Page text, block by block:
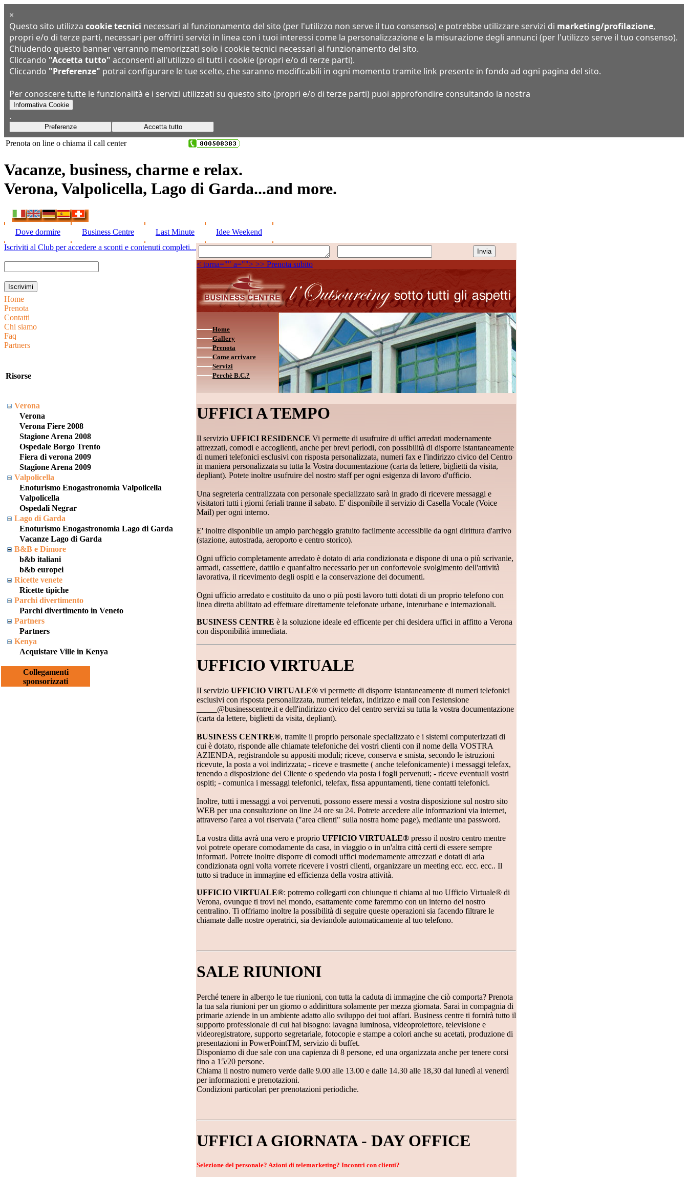
×
Questo sito utilizza cookie tecnici necessari al funzionamento del sito (per l'utilizzo non serve il tuo consenso) e potrebbe utilizzare servizi di marketing/profilazione,
propri e/o di terze parti, necessari per offrirti servizi in linea con i tuoi interessi come la personalizzazione e la misurazione degli annunci (per l'utilizzo serve il tuo consenso).
Chiudendo questo banner verranno memorizzati solo i cookie tecnici necessari al funzionamento del sito.
Cliccando "Accetta tutto" acconsenti all'utilizzo di tutti i cookie (propri e/o di terze parti).
Cliccando "Preferenze" potrai configurare le tue scelte, che saranno modificabili in ogni momento tramite link presente in fondo ad ogni pagina del sito.
Per conoscere tutte le funzionalità e i servizi utilizzati su questo sito (propri e/o di terze parti) puoi approfondire consultando la nostra
Informativa Cookie
.
Preferenze Accetta tutto
Prenota on line o chiama il call center
Vacanze, business, charme e relax.
Verona, Valpolicella, Lago di Garda...and more.
Dove dormire Business Centre Last Minute
Idee Weekend
Iscriviti al Club per accedere a sconti e contenuti completi...
Home
Prenota
Contatti
Chi siamo
Faq
Partners
Risorse
Verona
Verona
Verona Fiere 2008
Stagione Arena 2008
Ospedale Borgo Trento
Fiera di verona 2009
Stagione Arena 2009
Valpolicella
Enoturismo Enogastronomia Valpolicella
Valpolicella
Ospedali Negrar
Lago di Garda
Enoturismo Enogastronomia Lago di Garda
Vacanze Lago di Garda
B&B e Dimore
b&b italiani
b&b europei
Ricette venete
Ricette tipiche
Parchi divertimento
Parchi divertimento in Veneto
Partners
Partners
Kenya
Acquistare Ville in Kenya
Collegamenti
sponsorizzati
< torna="" a=""> >> Prenota subito
Home
Gallery
Prenota
Come arrivare
Servizi
Perchè B.C.?
UFFICI A TEMPO
Il servizio UFFICI RESIDENCE Vi permette di usufruire di uffici arredati modernamente
attrezzati, comodi e accoglienti, anche per brevi periodi, con possibilità di disporre istantaneamente
di numeri telefonici esclusivi con risposta personalizzata, numeri fax e l'indirizzo civico del Centro
in maniera personalizzata su tutta la Vostra documentazione (carta da lettere, biglietti da visita,
depliant). Potete inoltre usufruire del nostro staff per ogni esigenza di lavoro d'ufficio.
Una segreteria centralizzata con personale specializzato sarà in grado di ricevere messaggi e
visitatori tutti i giorni feriali tranne il sabato. E' disponibile il servizio di Casella Vocale (Voice
Mail) per ogni interno.
E' inoltre disponibile un ampio parcheggio gratuito facilmente accessibile da ogni dirittura d'arrivo
(stazione, autostrada, aeroporto e centro storico).
Ogni ufficio completamente arredato è dotato di aria condizionata e dispone di una o più scrivanie,
armadi, cassettiere, dattilo e quant'altro necessario per un confortevole svolgimento dell'attività
lavorativa, il ricevimento degli ospiti e la conservazione dei documenti.
Ogni ufficio arredato e costituito da uno o più posti lavoro tutti dotati di un proprio telefono con
linea diretta abilitato ad effettuare direttamente telefonate urbane, interurbane e internazionali.
BUSINESS CENTRE è la soluzione ideale ed efficente per chi desidera uffici in affitto a Verona
con disponibilità immediata.
UFFICIO VIRTUALE
II servizio UFFICIO VIRTUALE® vi permette di disporre istantaneamente di numeri telefonici
esclusivi con risposta personalizzata, numeri telefax, indirizzo e mail con l'estensione
_____@businesscentre.it e dell'indirizzo civico del centro servizi su tutta la vostra documentazione
(carta da lettere, biglietti da visita, depliant).
BUSINESS CENTRE®, tramite il proprio personale specializzato e i sistemi computerizzati di
cui è dotato, risponde alle chiamate telefoniche dei vostri clienti con il nome della VOSTRA
AZIENDA, registrandole su appositi moduli; riceve, conserva e smista, secondo le istruzioni
ricevute, la posta a voi indirizzata; - riceve e trasmette ( anche telefonicamente) i messaggi telefax,
tenendo a disposizione del Cliente o spedendo via posta i fogli pervenuti; - riceve eventuali vostri
ospiti; - comunica i messaggi telefonici, telefax, fissa appuntamenti, tiene contatti telefonici.
Inoltre, tutti i messaggi a voi pervenuti, possono essere messi a vostra disposizione sul nostro sito
WEB per una consultazione on line 24 ore su 24. Potrete accedere alle informazioni via internet,
attraverso l'area a voi riservata ("area clienti" sulla nostra home page), mediante una password.
La vostra ditta avrà una vero e proprio UFFICIO VIRTUALE® presso il nostro centro mentre
voi potrete operare comodamente da casa, in viaggio o in un'altra città certi di essere sempre
informati. Potrete inoltre disporre di comodi uffici modernamente attrezzati e dotati di aria
condizionata ogni volta vorrete ricevere i vostri clienti, organizzare un meeting ecc. ecc. ecc.. Il
tutto si traduce in immagine ed efficienza della vostra attività.
UFFICIO VIRTUALE®: potremo collegarti con chiunque ti chiama al tuo Ufficio Virtuale® di
Verona, ovunque ti trovi nel mondo, esattamente come faremmo con un interno del nostro
centralino. Ti offriamo inoltre la possibilità di seguire queste operazioni sia facendo filtrare le
chiamate dalle nostre operatrici, sia deviandole automaticamente al tuo telefono.
SALE RIUNIONI
Perché tenere in albergo le tue riunioni, con tutta la caduta di immagine che ciò comporta? Prenota
la tua sala riunioni per un giorno o addirittura solamente per mezza giornata. Sarai in compagnia di
primarie aziende in un ambiente adatto allo sviluppo dei tuoi affari. Business centre ti fornirà tutto il
supporto professionale di cui hai bisogno: lavagna luminosa, videoproiettore, televisione e
videoregistratore, supporto segretariale, fotocopie e stampe a colori anche su acetati, produzione di
presentazioni in PowerPointTM, servizio di buffet.
Disponiamo di due sale con una capienza di 8 persone, ed una organizzata anche per tenere corsi
fino a 15/20 persone.
Chiama il nostro numero verde dalle 9.00 alle 13.00 e dalle 14.30 alle 18,30 dal lunedì al venerdì
per informazioni e prenotazioni.
Condizioni particolari per prenotazioni periodiche.
UFFICI A GIORNATA - DAY OFFICE
Selezione del personale? Azioni di telemarketing? Incontri con clienti?